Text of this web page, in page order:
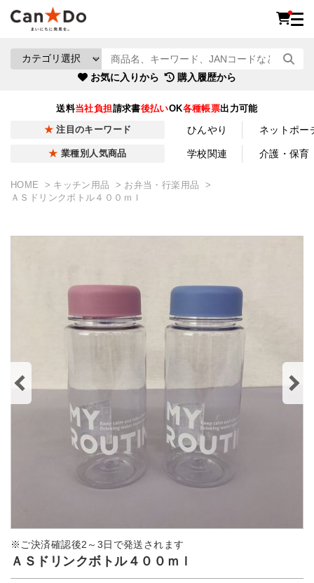
お気に入りから 購入履歴から
送料当社負担請求書後払いOK各種帳票出力可能
注目のキーワード ひんやり ネットポー
業種別人気商品 学校関連 介護・保育
HOME キッチン用品
お弁当・行楽用品
ＡＳドリンクボトル４００ｍｌ
※ご決済確認後2～3日で発送されます
ＡＳドリンクボトル４００ｍｌ